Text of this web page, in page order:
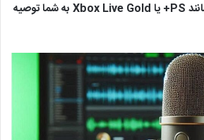
اشتراک سرویس هایی مانند PS+ یا Xbox Live Gold به شما توصیه